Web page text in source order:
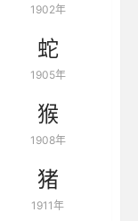
1902年
蛇
1905年
猴
1908年
猪
1911年